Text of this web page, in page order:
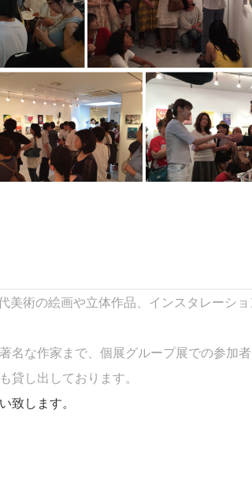
術の絵画や立体作品、インスタレーシ
な作家まで、個展グループ展での参加者
貸し出しております。
致します。